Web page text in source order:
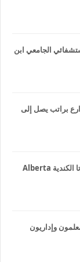
الاستشفائي الجامعي ابن
نظافة شوارع براتب يصل إلى
استمارة الهجرة الجديدة بمقاطعة ألبرتا الكندية Alberta
للمعلمون وإداريون